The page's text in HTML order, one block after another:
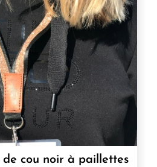
cou noir à paillettes